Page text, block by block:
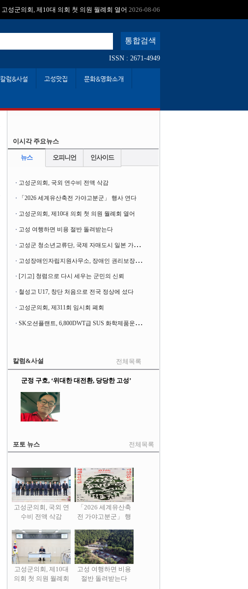
고성군의회, 제10대 의회 첫 의원 월례회 열어 2026-08-06
ISSN : 2671-4949
칼럼&사설 고성맛집 문화&영화소개
이시각 주요뉴스
뉴스 오피니언 인사이드
고성군의회, 국외 연수비 전액 삭감
「2026 세계유산축전 가야고분군」 행사 연다
고성군의회, 제10대 의회 첫 의원 월례회 열어
고성 여행하면 비용 절반 돌려받는다
고
성군 청소년교류단, 국제 자매도시 일본 가사오카시 찾아
고
성장애인자립지원사무소, 장애인 권리보장 촉구 1인 시위 벌여
[기고] 청렴으로 다시 세우는 군민의 신뢰
철성고 U17, 창단 처음으로 전국 정상에 섰다
고성군의회, 제311회 임시회 폐회
S
K오션플랜트, 6,800DWT급 SUS 화학제품운반선 2척 수주
칼럼&사설 전체목록
군정 구호, ‘위대한 대전환, 당당한 고성’
포토 뉴스 전체목록
고성군의회, 국외 연
수비 전액 삭감
「2026 세계유산축
전 가야고분군」 행
고성군의회, 제10대
의회 첫 의원 월례회
고성 여행하면 비용
절반 돌려받는다